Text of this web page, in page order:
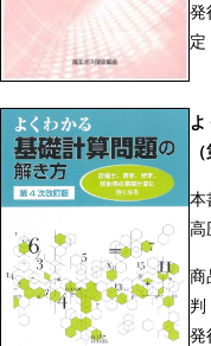
発
本
高
商
発